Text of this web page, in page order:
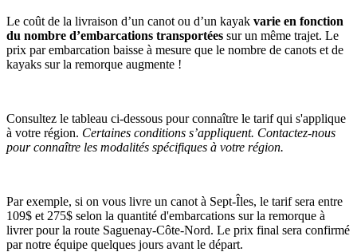
Le coût de la livraison d’un canot ou d’un kayak varie en fonction
du nombre d’embarcations transportées sur un même trajet. Le
prix par embarcation baisse à mesure que le nombre de canots et de
kayaks sur la remorque augmente !
Consultez le tableau ci-dessous pour connaître le tarif qui s'applique
à votre région. Certaines conditions s’appliquent. Contactez-nous
pour connaître les modalités spécifiques à votre région.
Par exemple, si on vous livre un canot à Sept-Îles, le tarif sera entre
109$ et 275$ selon la quantité d'embarcations sur la remorque à
livrer pour la route Saguenay-Côte-Nord. Le prix final sera confirmé
par notre équipe quelques jours avant le départ.